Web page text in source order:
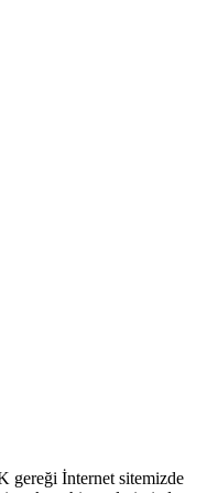
gereği İnternet sitemizde